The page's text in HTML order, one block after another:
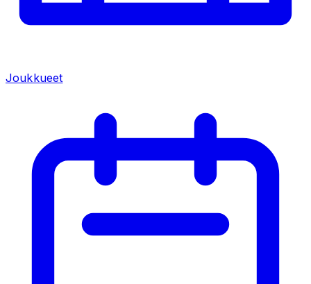
Joukkueet